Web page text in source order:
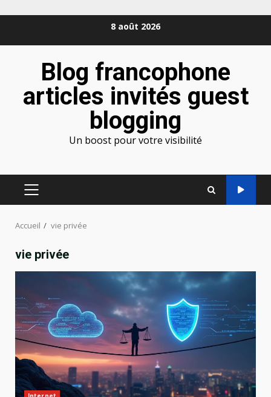
8 août 2026
Blog francophone
articles invités guest
blogging
Un boost pour votre visibilité
MENU
Accueil vie privée
vie privée